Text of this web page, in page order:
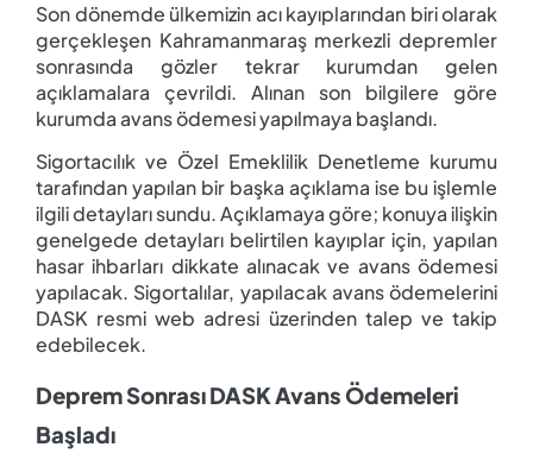
Son dönemde ülkemizin acı kayıplarından biri olarak
gerçekleşen Kahramanmaraş merkezli depremler
sonrasında gözler tekrar kurumdan gelen
açıklamalara çevrildi. Alınan son bilgilere göre
kurumda avans ödemesi yapılmaya başlandı.
Sigortacılık ve Özel Emeklilik Denetleme kurumu
tarafından yapılan bir başka açıklama ise bu işlemle
ilgili detayları sundu. Açıklamaya göre; konuya ilişkin
genelgede detayları belirtilen kayıplar için, yapılan
hasar ihbarları dikkate alınacak ve avans ödemesi
yapılacak. Sigortalılar, yapılacak avans ödemelerini
DASK resmi web adresi üzerinden talep ve takip
edebilecek.
Deprem Sonrası DASK Avans Ödemeleri
Başladı